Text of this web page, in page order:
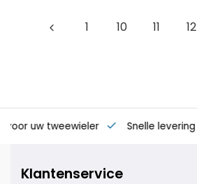
1 10 11 12
voor uw tweewieler Snelle levering
Klantenservice